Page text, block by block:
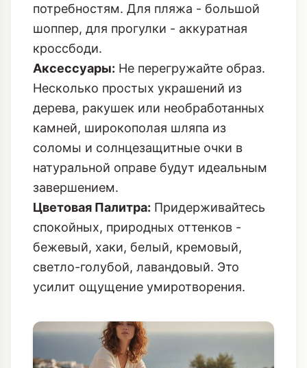
потребностям. Для пляжа - большой
шоппер, для прогулки - аккуратная
кроссбоди.
Аксессуары: Не перегружайте образ.
Несколько простых украшений из
дерева, ракушек или необработанных
камней, широкополая шляпа из
соломы и солнцезащитные очки в
натуральной оправе будут идеальным
завершением.
Цветовая Палитра: Придерживайтесь
спокойных, природных оттенков -
бежевый, хаки, белый, кремовый,
светло-голубой, лавандовый. Это
усилит ощущение умиротворения.